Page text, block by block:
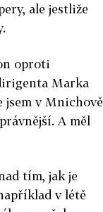
ale jestliže
oproti
Marka
jsem v Mnichově
A měl
tím, jak je
v létě